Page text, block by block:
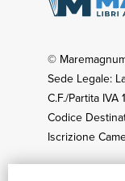
©
Sede Legale:
C.F./Partita IVA
Codice
Iscrizione